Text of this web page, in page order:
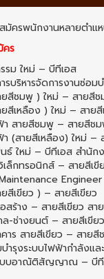
มัครพนักงานหลายตำ
คร
รม ใหม่ – บีทีเอส
รบริหารจัดการงานซ่อ
ยสีชมพู ) ใหม่ – สายสี
สีเหลือง ) ใหม่ – สาย
า สายสีชมพู – สายสีช
า (สายสีเหลือง) ใหม่ –
ธ์ ใหม่ – บีทีเอส สำนัก
ล็กทรอนิกส์ – สายสีเ
สีเขียว ) – สายสีเขียว
สร้าง – สายสีเขียว ส
ล-ช่างยนต์ – สายสีเขี
คาร สายสีเขียว – สาย
ำรุงระบบไฟฟ้ากำลังแ
บบอาณัติสัญญาณ – บีที